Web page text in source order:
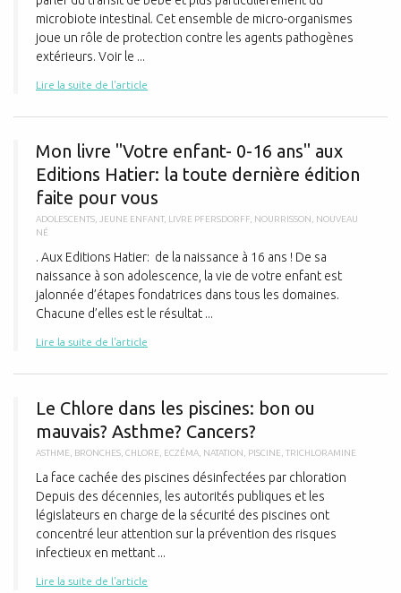
microbiote intestinal. Cet ensemble de micro-organismes
joue un rôle de protection contre les agents pathogènes
extérieurs. Voir le ...
Lire la suite de l'article
Mon livre "Votre enfant- 0-16 ans" aux
Editions Hatier: la toute dernière édition
faite pour vous
ADOLESCENTS JEUNE ENFANT, LIVRE PFERSDORFF NOURRISSON
NOUVEAU
NÉ
. Aux Editions Hatier: de la naissance à 16 ans ! De sa
naissance à son adolescence, la vie de votre enfant est
jalonnée d’étapes fondatrices dans tous les domaines.
Chacune d’elles est le résultat ...
Lire la suite de l'article
Le Chlore dans les piscines: bon ou
mauvais? Asthme? Cancers?
ASTHME BRONCHES CHLORE ECZÉMA NATATION PISCINE TRICHLORAMINE
La face cachée des piscines désinfectées par chloration
Depuis des décennies, les autorités publiques et les
législateurs en charge de la sécurité des piscines ont
concentré leur attention sur la prévention des risques
infectieux en mettant ...
Lire la suite de l'article